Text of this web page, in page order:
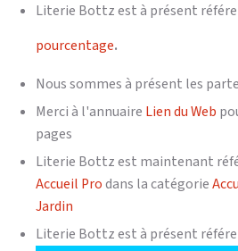
Literie Bottz est à présent
pourcentage.
Nous sommes à présent les
Merci à l'annuaire Lien du Web
pages
Literie Bottz est maintenant
Accueil Prodans la catégorie
Jardin
Literie Bottz est à présent